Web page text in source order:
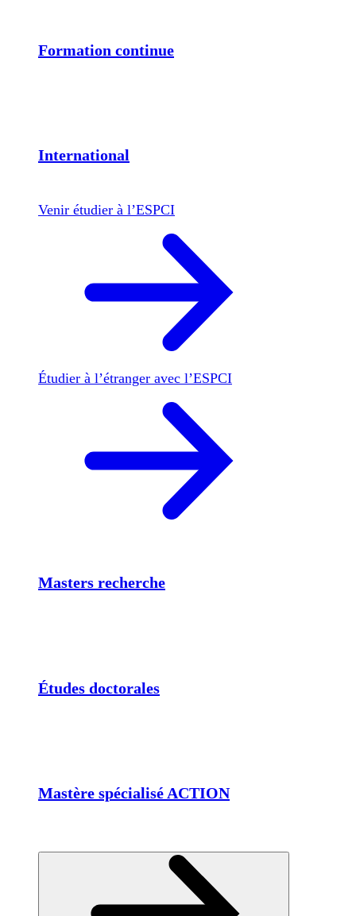
Formation continue
International
Venir étudier à l’ESPCI
Étudier à l’étranger avec l’ESPCI
Masters recherche
Études doctorales
Mastère spécialisé ACTION